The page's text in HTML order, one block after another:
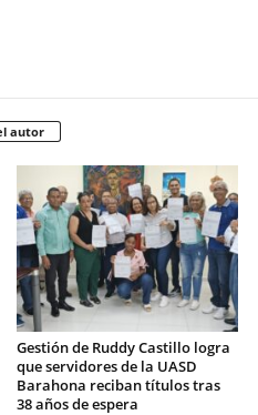
autor
Gestión de Ruddy Castillo logra
que servidores de la UASD
Barahona reciban títulos tras
38 años de espera